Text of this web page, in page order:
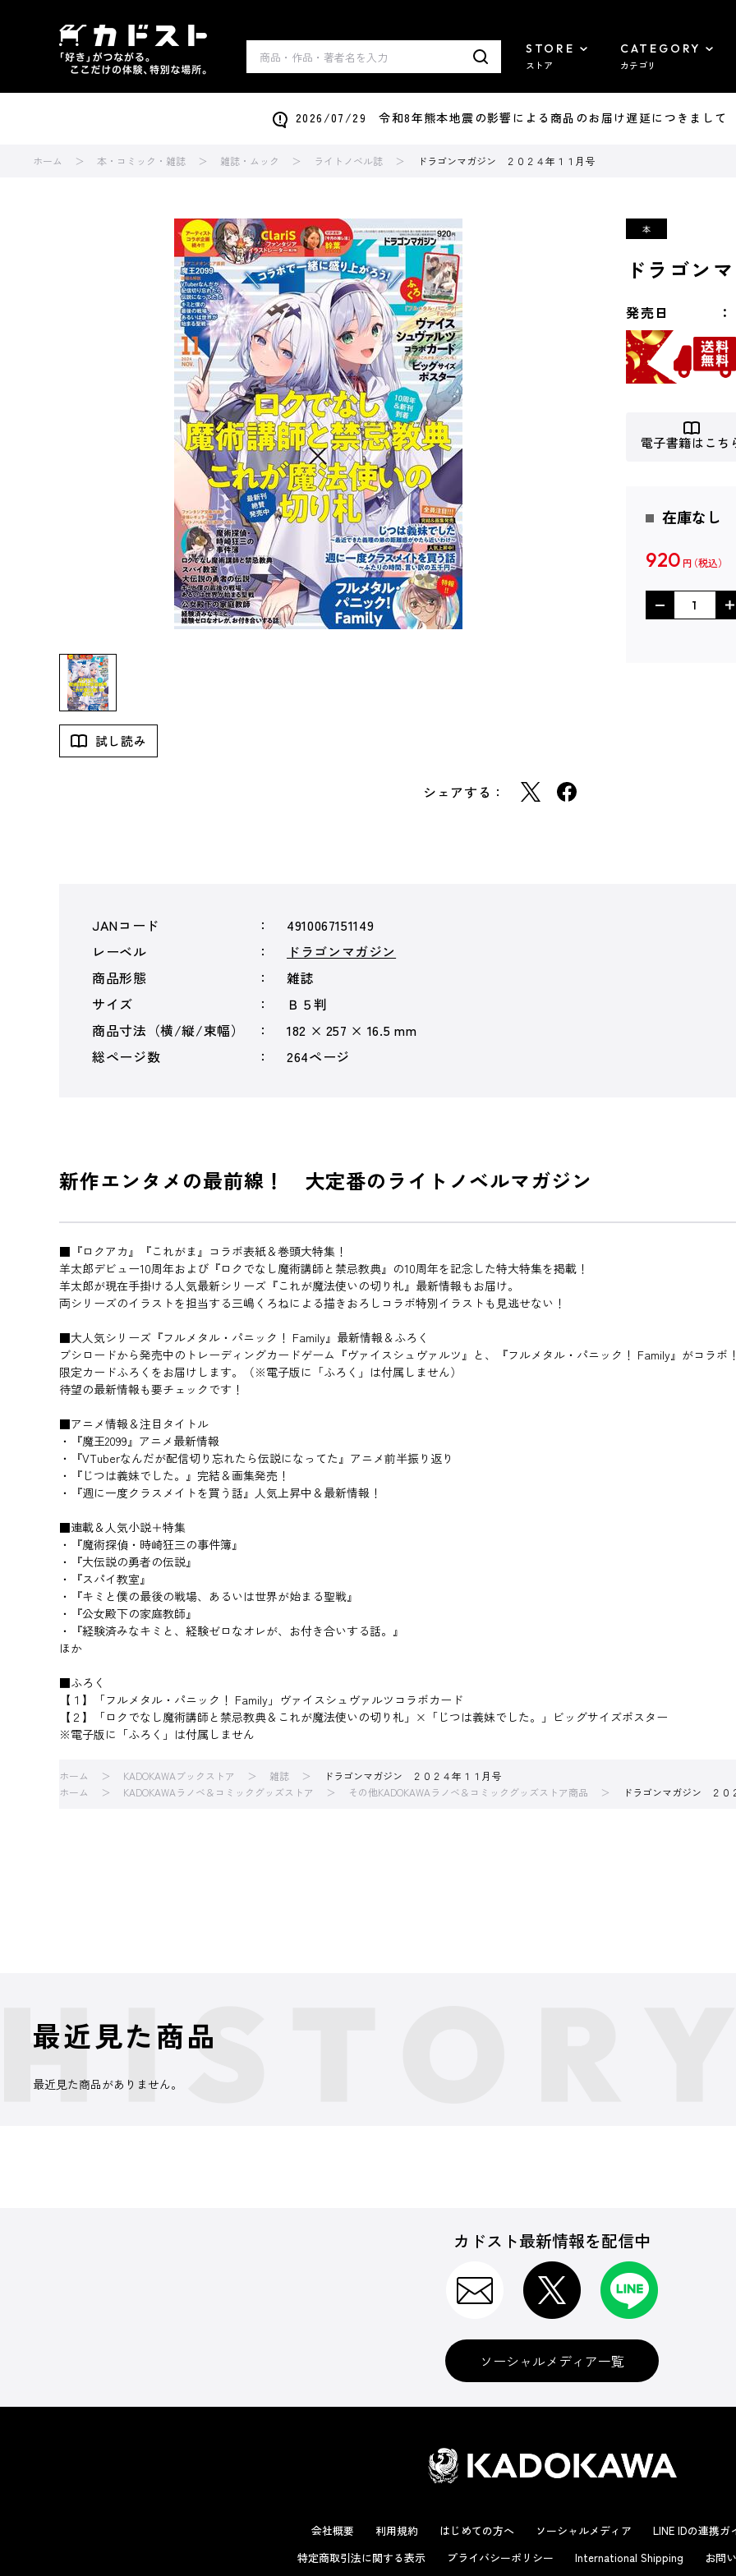
STORE
ストア
CATEGORY
カテゴリ
2026/07/29 令和8年熊本地震の影響による商品のお届け遅延につきまして
ホーム 本・コミック・雑誌 雑誌・ムック ライトノベル誌 ドラゴンマガジン ２０２４年１１月号
試し読み
シェアする：
ドラゴン
発売日
電子書籍はこち
在庫なし
920 円
JANコード
4910067151149
レーベル
ドラゴンマガジン
商品形態
雑誌
サイズ
Ｂ５判
商品寸法（横/縦/束幅）
182 × 257 × 16.5 mm
総ページ数
264ページ
新作エンタメの最前線！ 大定番のライトノベルマガジン
■『ロクアカ』『これがま』コラボ表紙＆巻頭大特集！
羊太郎デビュー10周年および『ロクでなし魔術講師と禁忌教典』の10周年を記念した特大特集を掲載！
羊太郎が現在手掛ける人気最新シリーズ『これが魔法使いの切り札』最新情報もお届け。
両シリーズのイラストを担当する三嶋くろねによる描きおろしコラボ特別イラストも見逃せない！
■大人気シリーズ『フルメタル・パニック！ Family』最新情報＆ふろく
ブシロードから発売中のトレーディングカードゲーム『ヴァイスシュヴァルツ』と、『フルメタル・パニック！ Family』がコラボ！
限定カードふろくをお届けします。（※電子版に「ふろく」は付属しません）
待望の最新情報も要チェックです！
■アニメ情報＆注目タイトル
・『魔王2099』アニメ最新情報
・『VTuberなんだが配信切り忘れたら伝説になってた』アニメ前半振り返り
・『じつは義妹でした。』完結＆画集発売！
・『週に一度クラスメイトを買う話』人気上昇中＆最新情報！
■連載＆人気小説＋特集
・『魔術探偵・時崎狂三の事件簿』
・『大伝説の勇者の伝説』
・『スパイ教室』
・『キミと僕の最後の戦場、あるいは世界が始まる聖戦』
・『公女殿下の家庭教師』
・『経験済みなキミと、経験ゼロなオレが、お付き合いする話。』
ほか
■ふろく
【１】「フルメタル・パニック！ Family」ヴァイスシュヴァルツコラボカード
【２】「ロクでなし魔術講師と禁忌教典＆これが魔法使いの切り札」×「じつは義妹でした。」ビッグサイズポスター
※電子版に「ふろく」は付属しません
ホーム KADOKAWAブックストア 雑誌
ドラゴンマガジン ２０２４年１１月号
ホーム
KADOKAWAラノベ＆コミックグッズストア その他KADOKAWAラノベ＆コミックグッズストア商品 ドラゴンマガジン ２０
最近見た商品
最近見た商品がありません。
カドスト最新情報を配信中
ソーシャルメディア一覧
会社概要 利用規約 はじめての方へ ソーシャルメディア LINE IDの連携ガ
特定商取引法に関する表示
プライバシーポリシー International Shipping お問